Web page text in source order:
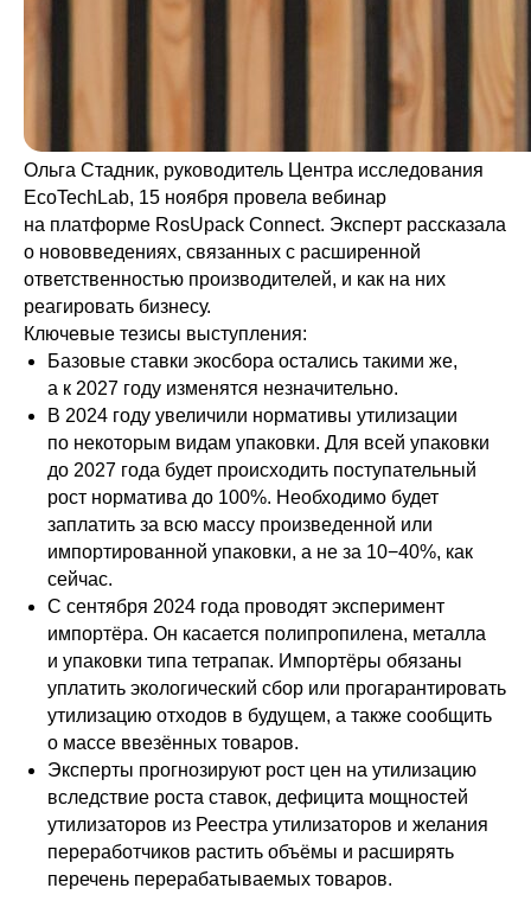
Ольга Стадник, руководитель Центра исследования
EcoTechLab, 15 ноября провела вебинар
на платформе RosUpack Connect. Эксперт рассказала
о нововведениях, связанных с расширенной
ответственностью производителей, и как на них
реагировать бизнесу.
Ключевые тезисы выступления:
Базовые ставки экосбора остались такими же,
а к 2027 году изменятся незначительно.
В 2024 году увеличили нормативы утилизации
по некоторым видам упаковки. Для всей упаковки
до 2027 года будет происходить поступательный
рост норматива до 100%. Необходимо будет
заплатить за всю массу произведенной или
импортированной упаковки, а не за 10−40%, как
сейчас.
С сентября 2024 года проводят эксперимент
импортёра. Он касается полипропилена, металла
и упаковки типа тетрапак. Импортёры обязаны
уплатить экологический сбор или прогарантировать
утилизацию отходов в будущем, а также сообщить
о массе ввезённых товаров.
Эксперты прогнозируют рост цен на утилизацию
вследствие роста ставок, дефицита мощностей
утилизаторов из Реестра утилизаторов и желания
переработчиков растить объёмы и расширять
перечень перерабатываемых товаров.